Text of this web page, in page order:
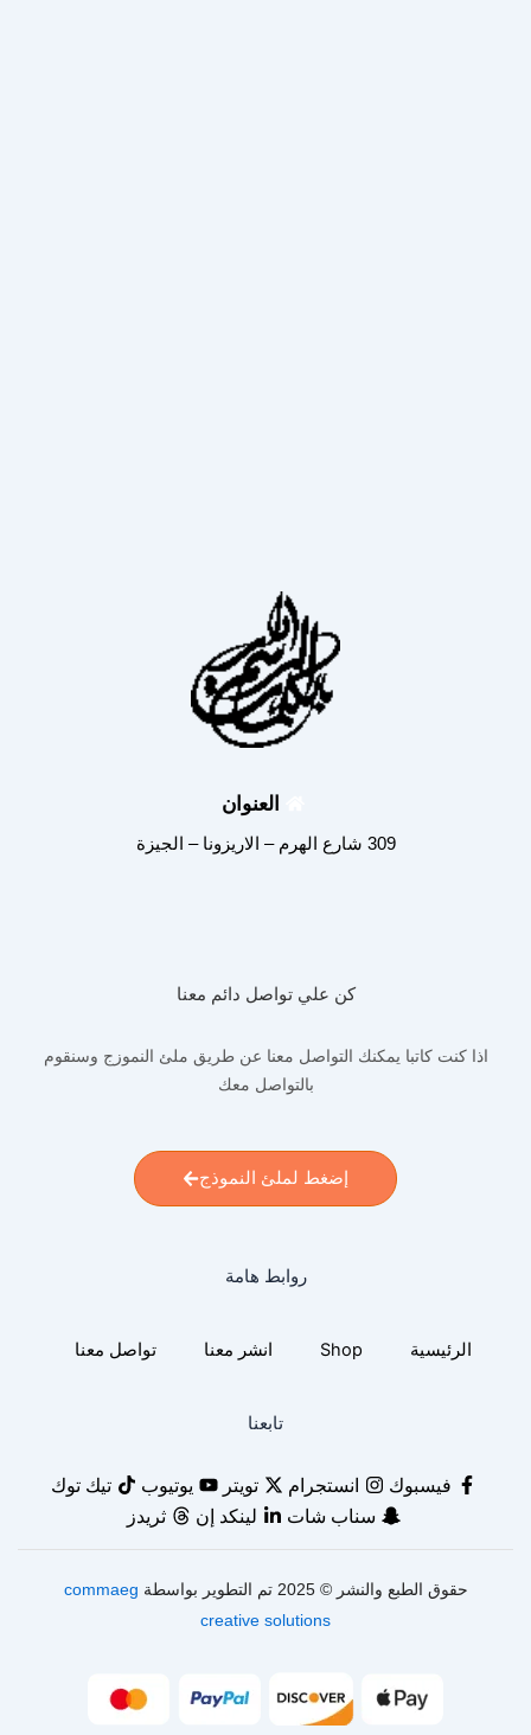
العنوان
309 شارع الهرم – الاريزونا – الجيزة
كن علي تواصل دائم معنا
اذا كنت كاتبا يمكنك التواصل معنا عن طريق ملئ النموزج وسنقوم
بالتواصل معك
إضغط لملئ النموذج
روابط هامة
الرئيسية Shop انشر معنا تواصل معنا
تابعنا
فيسبوك انستجرام تويتر يوتيوب
تيك توك
سناب شات
لينكد إن ثريدز
حقوق الطبع والنشر © 2025 تم التطوير بواسطة
commaeg
creative solutions